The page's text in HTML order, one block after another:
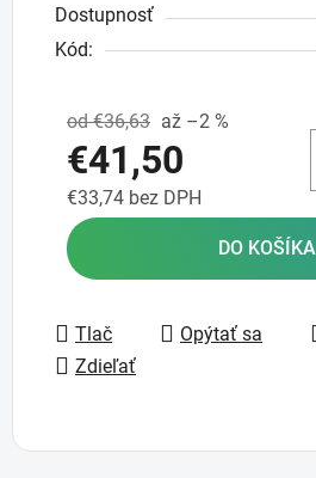
Dostupnosť
Kód:
od €36,63 až –2 %
€41,50
€33,74 bez DPH
Jednotková cena:
DO KOŠÍKA
Tlač Opýtať sa
Zdieľať